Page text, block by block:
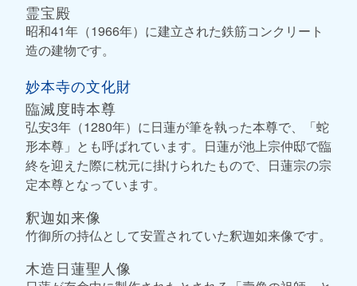
霊宝殿
昭和41年（1966年）に建立された鉄筋コンクリート
造の建物です。
妙本寺の文化財
臨滅度時本尊
弘安3年（1280年）に日蓮が筆を執った本尊で、「蛇
形本尊」とも呼ばれています。日蓮が池上宗仲邸で臨
終を迎えた際に枕元に掛けられたもので、日蓮宗の宗
定本尊となっています。
釈迦如来像
竹御所の持仏として安置されていた釈迦如来像です。
木造日蓮聖人像